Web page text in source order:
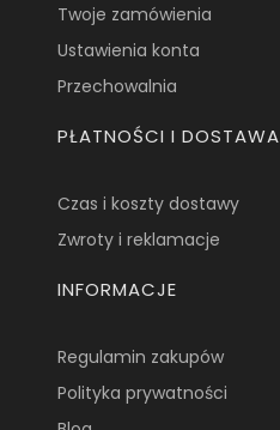
Twoje zamówienia
Ustawienia konta
Przechowalnia
PŁATNOŚCI I DOSTAWA
Czas i koszty dostawy
Zwroty i reklamacje
INFORMACJE
Regulamin zakupów
Polityka prywatności